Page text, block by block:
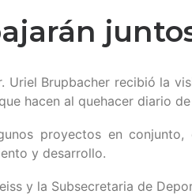
Uriel Brupbacher recibió la
hacen al quehacer diario
proyectos en
y desarrollo.
y la Subsecretaria de